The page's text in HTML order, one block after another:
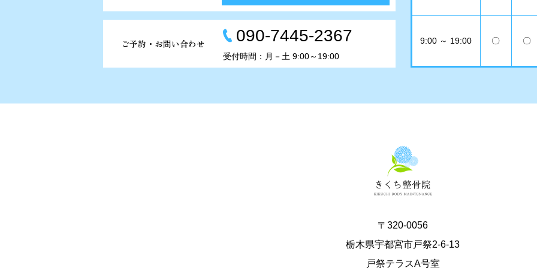
ご予約・お問い合わせ 090-7445-2367
受付時間：月－土 9:00～19:00
9:00 ～ 19:00 〇 〇
〒320-0056
栃木県宇都宮市戸祭2-6-13
戸祭テラスA号室